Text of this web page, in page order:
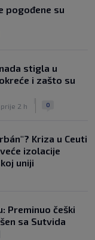
pogođene su
stigla u
i zašto su
prije 2 h 0
Kriza u Ceuti
izolacije
uniji
Preminuo češki
sa Sutvida